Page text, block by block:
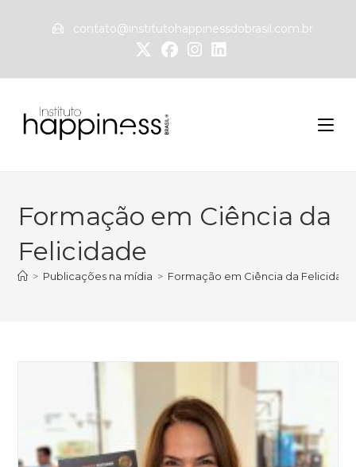
contato@institutohappinessdobrasil.com.br
Formação em Ciência da
Felicidade
> Publicações na mídia > Formação em Ciência da Felicidade